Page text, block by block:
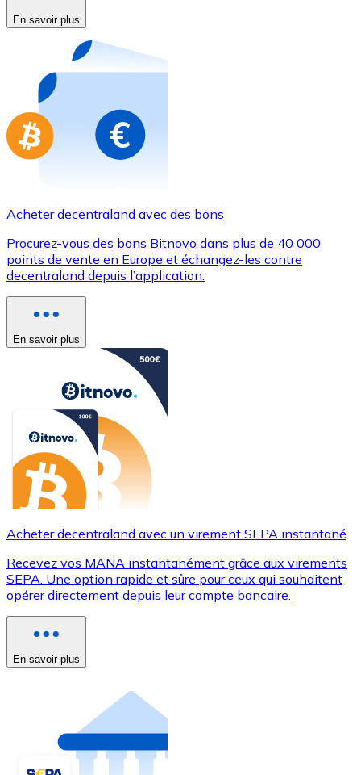
Nouveau
Achetez des cartes-cadeaux de vos marques
Aller à la boutique de cartes-cadeaux
En savoir plus
Acheter decentraland avec des bons
Procurez-vous des bons Bitnovo dans plus de 40 000
points de vente en Europe et échangez-les contre
decentraland depuis l’application.
En savoir plus
Acheter decentraland avec un virement SEPA instantané
Recevez vos MANA instantanément grâce aux virements
SEPA. Une option rapide et sûre pour ceux qui souhaitent
opérer directement depuis leur compte bancaire.
En savoir plus